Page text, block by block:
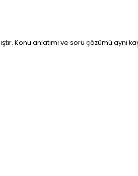
Konu anlatımı ve soru çözümü aynı